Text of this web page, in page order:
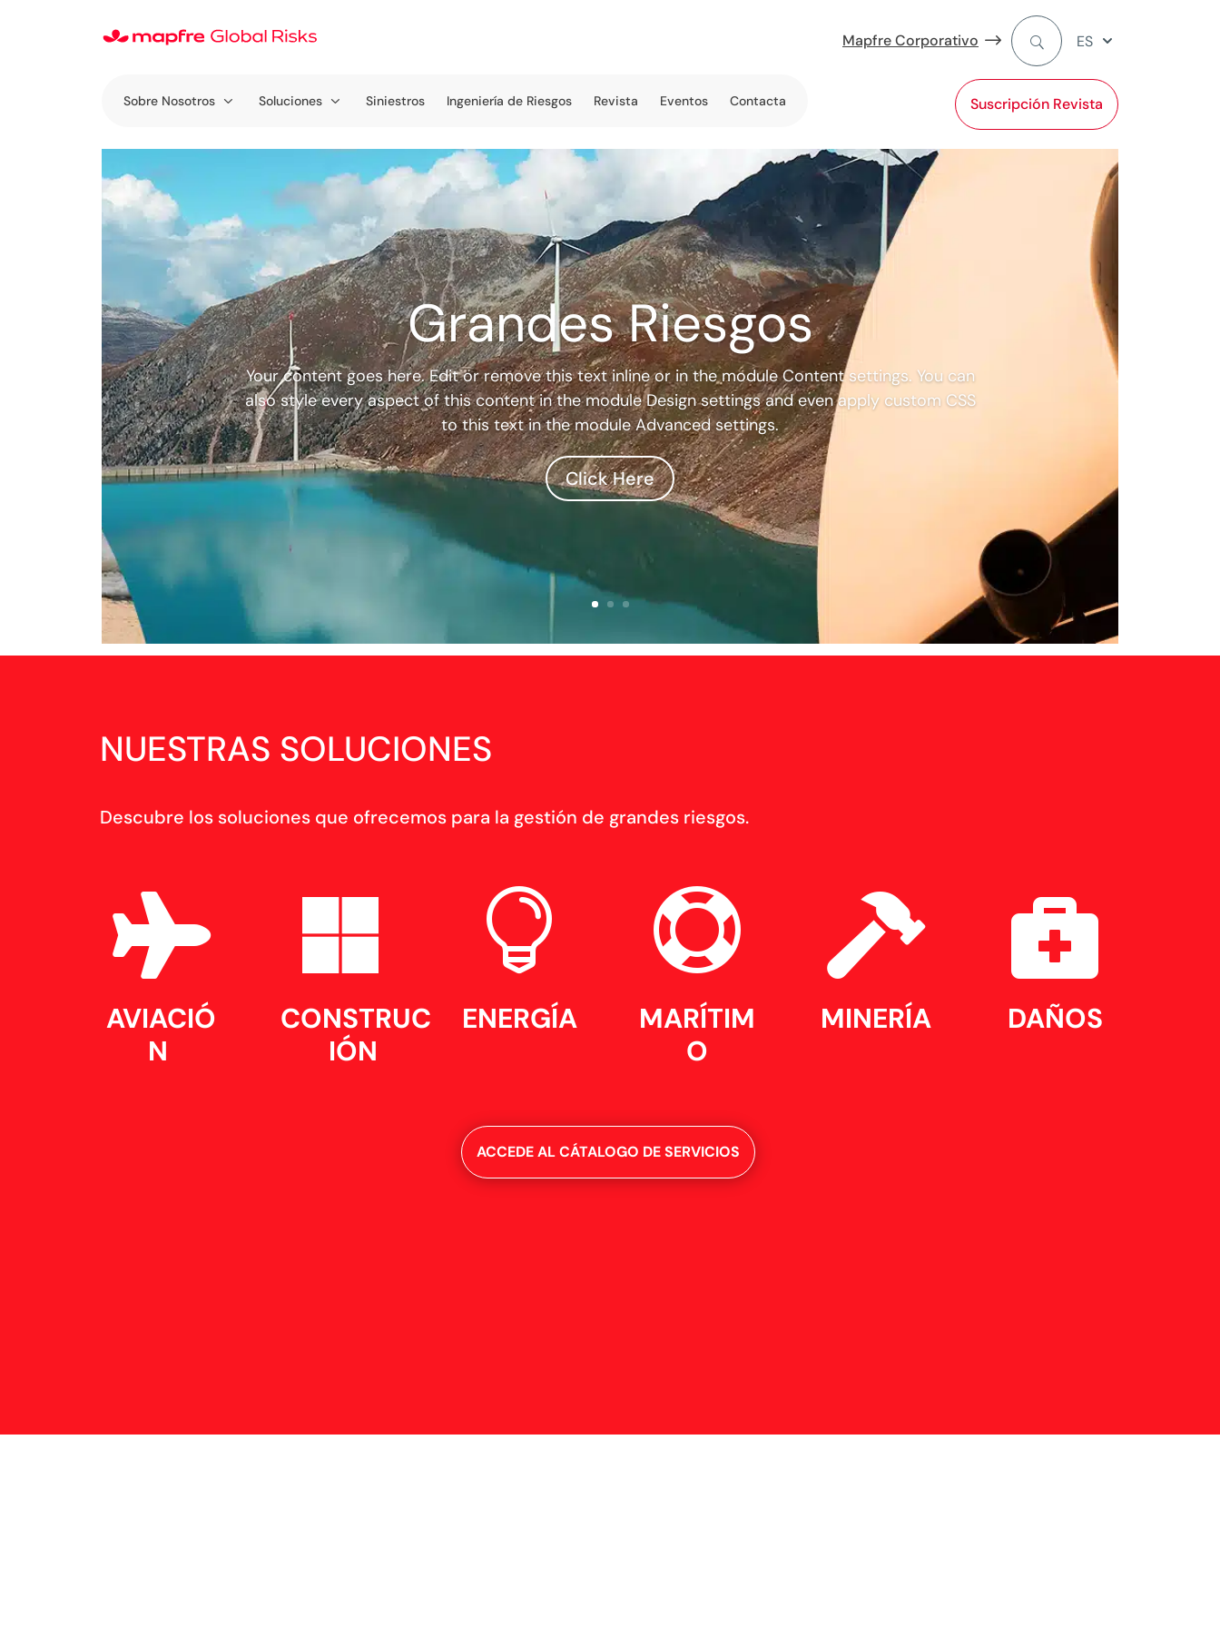
Mapfre Corporativo
Suscripción Revista
ES
Sobre Nosotros Soluciones Siniestros Ingeniería de Riesgos Revista Eventos Contacta
Grandes Riesgos
Your content goes here. Edit or remove this text inline or in the module Content settings. You can
also style every aspect of this content in the module Design settings and even apply custom CSS
to this text in the module Advanced settings.
Click Here
NUESTRAS SOLUCIONES
Descubre los soluciones que ofrecemos para la gestión de grandes riesgos.

AVIACIÓ
N

CONSTRUC
IÓN

ENERGÍA

MARÍTIM
O

MINERÍA

DAÑOS
ACCEDE AL CÁTALOGO DE SERVICIOS